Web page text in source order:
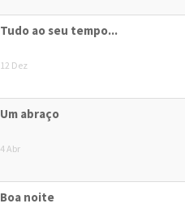
Tudo ao seu tempo...
12 Dez
Um abraço
4 Abr
Boa noite